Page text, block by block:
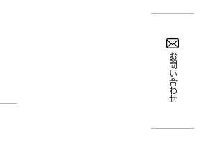
お問い合わせ